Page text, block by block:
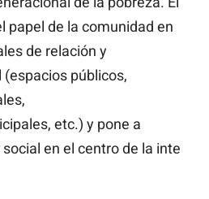
papel de la comunidad en
de relación y
públicos,
etc.) y pone a
en el centro de la inte